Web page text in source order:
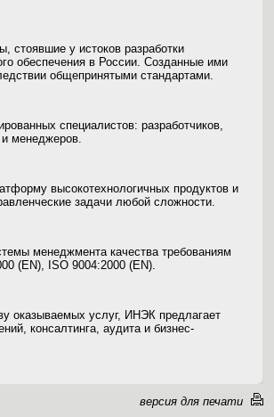
у истоков разработки
обеспечения в России. Созданные ими
общепринятыми стандартами.
специалистов: разработчиков,
и менеджеров.
высокотехнологичных продуктов и
задачи любой сложности.
менеджмента качества требованиям
(EN), ISO 9004:2000 (EN).
оказываемых услуг, ИНЭК предлагает
консалтинга, аудита и бизнес-
версия для печати